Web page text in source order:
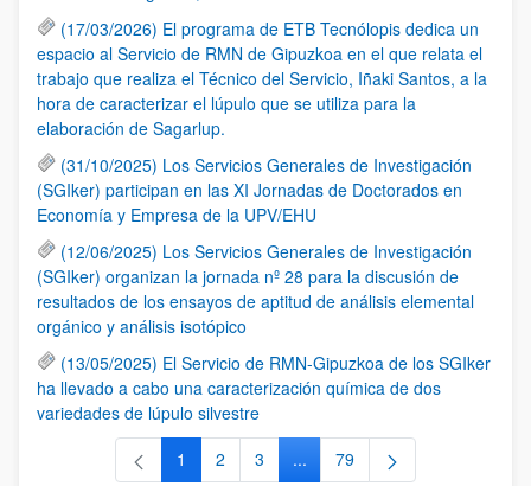
(17/03/2026) El programa de ETB Tecnólopis dedica un
espacio al Servicio de RMN de Gipuzkoa en el que relata el
trabajo que realiza el Técnico del Servicio, Iñaki Santos, a la
hora de caracterizar el lúpulo que se utiliza para la
elaboración de Sagarlup.
(31/10/2025) Los Servicios Generales de Investigación
(SGIker) participan en las XI Jornadas de Doctorados en
Economía y Empresa de la UPV/EHU
(12/06/2025) Los Servicios Generales de Investigación
(SGIker) organizan la jornada nº 28 para la discusión de
resultados de los ensayos de aptitud de análisis elemental
orgánico y análisis isotópico
(13/05/2025) El Servicio de RMN-Gipuzkoa de los SGIker
ha llevado a cabo una caracterización química de dos
variedades de lúpulo silvestre
Página
1 Página
2 Página
3 ...Páginas intermedias Use TAB
Página
79